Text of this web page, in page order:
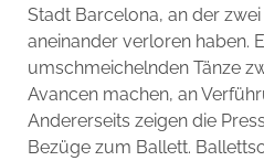
Stadt Barcelona, an der
aneinander verloren haben.
umschmeichelnden Tänze
Avancen machen, an
Andererseits zeigen die
Bezüge zum Ballett.